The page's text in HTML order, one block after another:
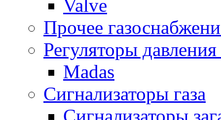
Valve
Прочее
Регуляторы давления
Madas
Сигнализаторы газа
Сигнализаторы